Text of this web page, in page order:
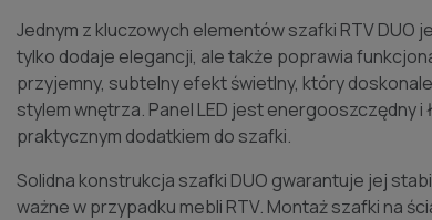
Jednym z kluczowych elementów szafki RTV DUO
tylko dodaje elegancji, ale także poprawia
przyjemny, subtelny efekt świetlny, który
stylem wnętrza. Panel LED jest energooszczędny i
praktycznym dodatkiem do szafki.
Solidna konstrukcja szafki DUO gwarantuje jej
ważne w przypadku mebli RTV. Montaż szafki na